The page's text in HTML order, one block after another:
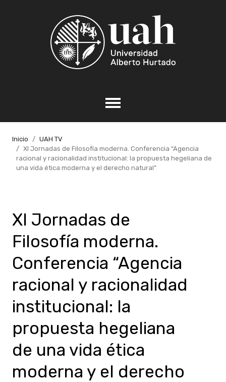
Inicio
UAH TV
XI Jornadas de Filosofía moderna. Conferencia “Agencia
racional y racionalidad institucional: la propuesta hegeliana de
una vida ética moderna y el derecho natural”
XI Jornadas de
Filosofía moderna.
Conferencia “Agencia
racional y racionalidad
institucional: la
propuesta hegeliana
de una vida ética
moderna y el derecho